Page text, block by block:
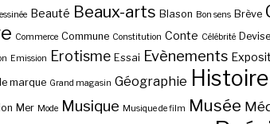
Beauté Beaux-arts Blason Bon sens Brève
Commerce Commune Constitution Conte Célébrité
Emission Erotisme Essai Evènements
marque Grand magasin Géographie Histoire
Mer Mode Musique Musique de film Musée